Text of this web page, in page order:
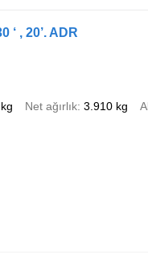
‘ , 20’. ADR
Net ağırlık 3.910 kg